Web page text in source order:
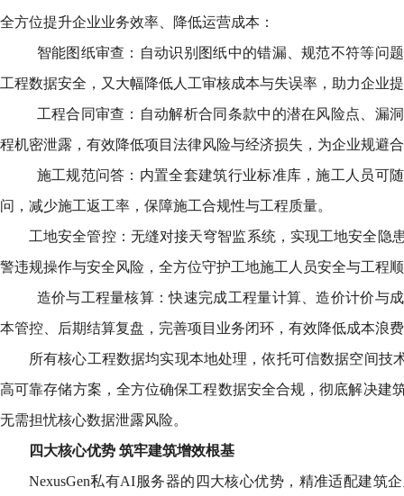
全方位提升企业业务效率、降低运营成本：
智能图纸审查：自动识别图纸中的错漏、规范不符等问
工程数据安全，又大幅降低人工审核成本与失误率，助力企业
工程合同审查：自动解析合同条款中的潜在风险点、漏
程机密泄露，有效降低项目法律风险与经济损失，为企业规避
施工规范问答：内置全套建筑行业标准库，施工人员可
问，减少施工返工率，保障施工合规性与工程质量。
工地安全管控：无缝对接天穹智监系统，实现工地安全隐
警违规操作与安全风险，全方位守护工地施工人员安全与工程
造价与工程量核算：快速完成工程量计算、造价计价与
本管控、后期结算复盘，完善项目业务闭环，有效降低成本浪
所有核心工程数据均实现本地处理，依托可信数据空间技
高可靠存储方案，全方位确保工程数据安全合规，彻底解决建
无需担忧核心数据泄露风险。
四大核心优势 筑牢建筑增效根基
NexusGen私有AI服务器的四大核心优势，精准适配建筑